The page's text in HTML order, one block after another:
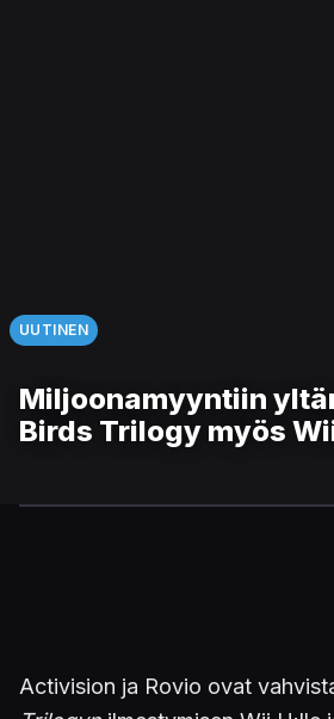
UUTINEN
Miljoonamyyntiin
Birds Trilogy myös
Activision ja Rovio ovat